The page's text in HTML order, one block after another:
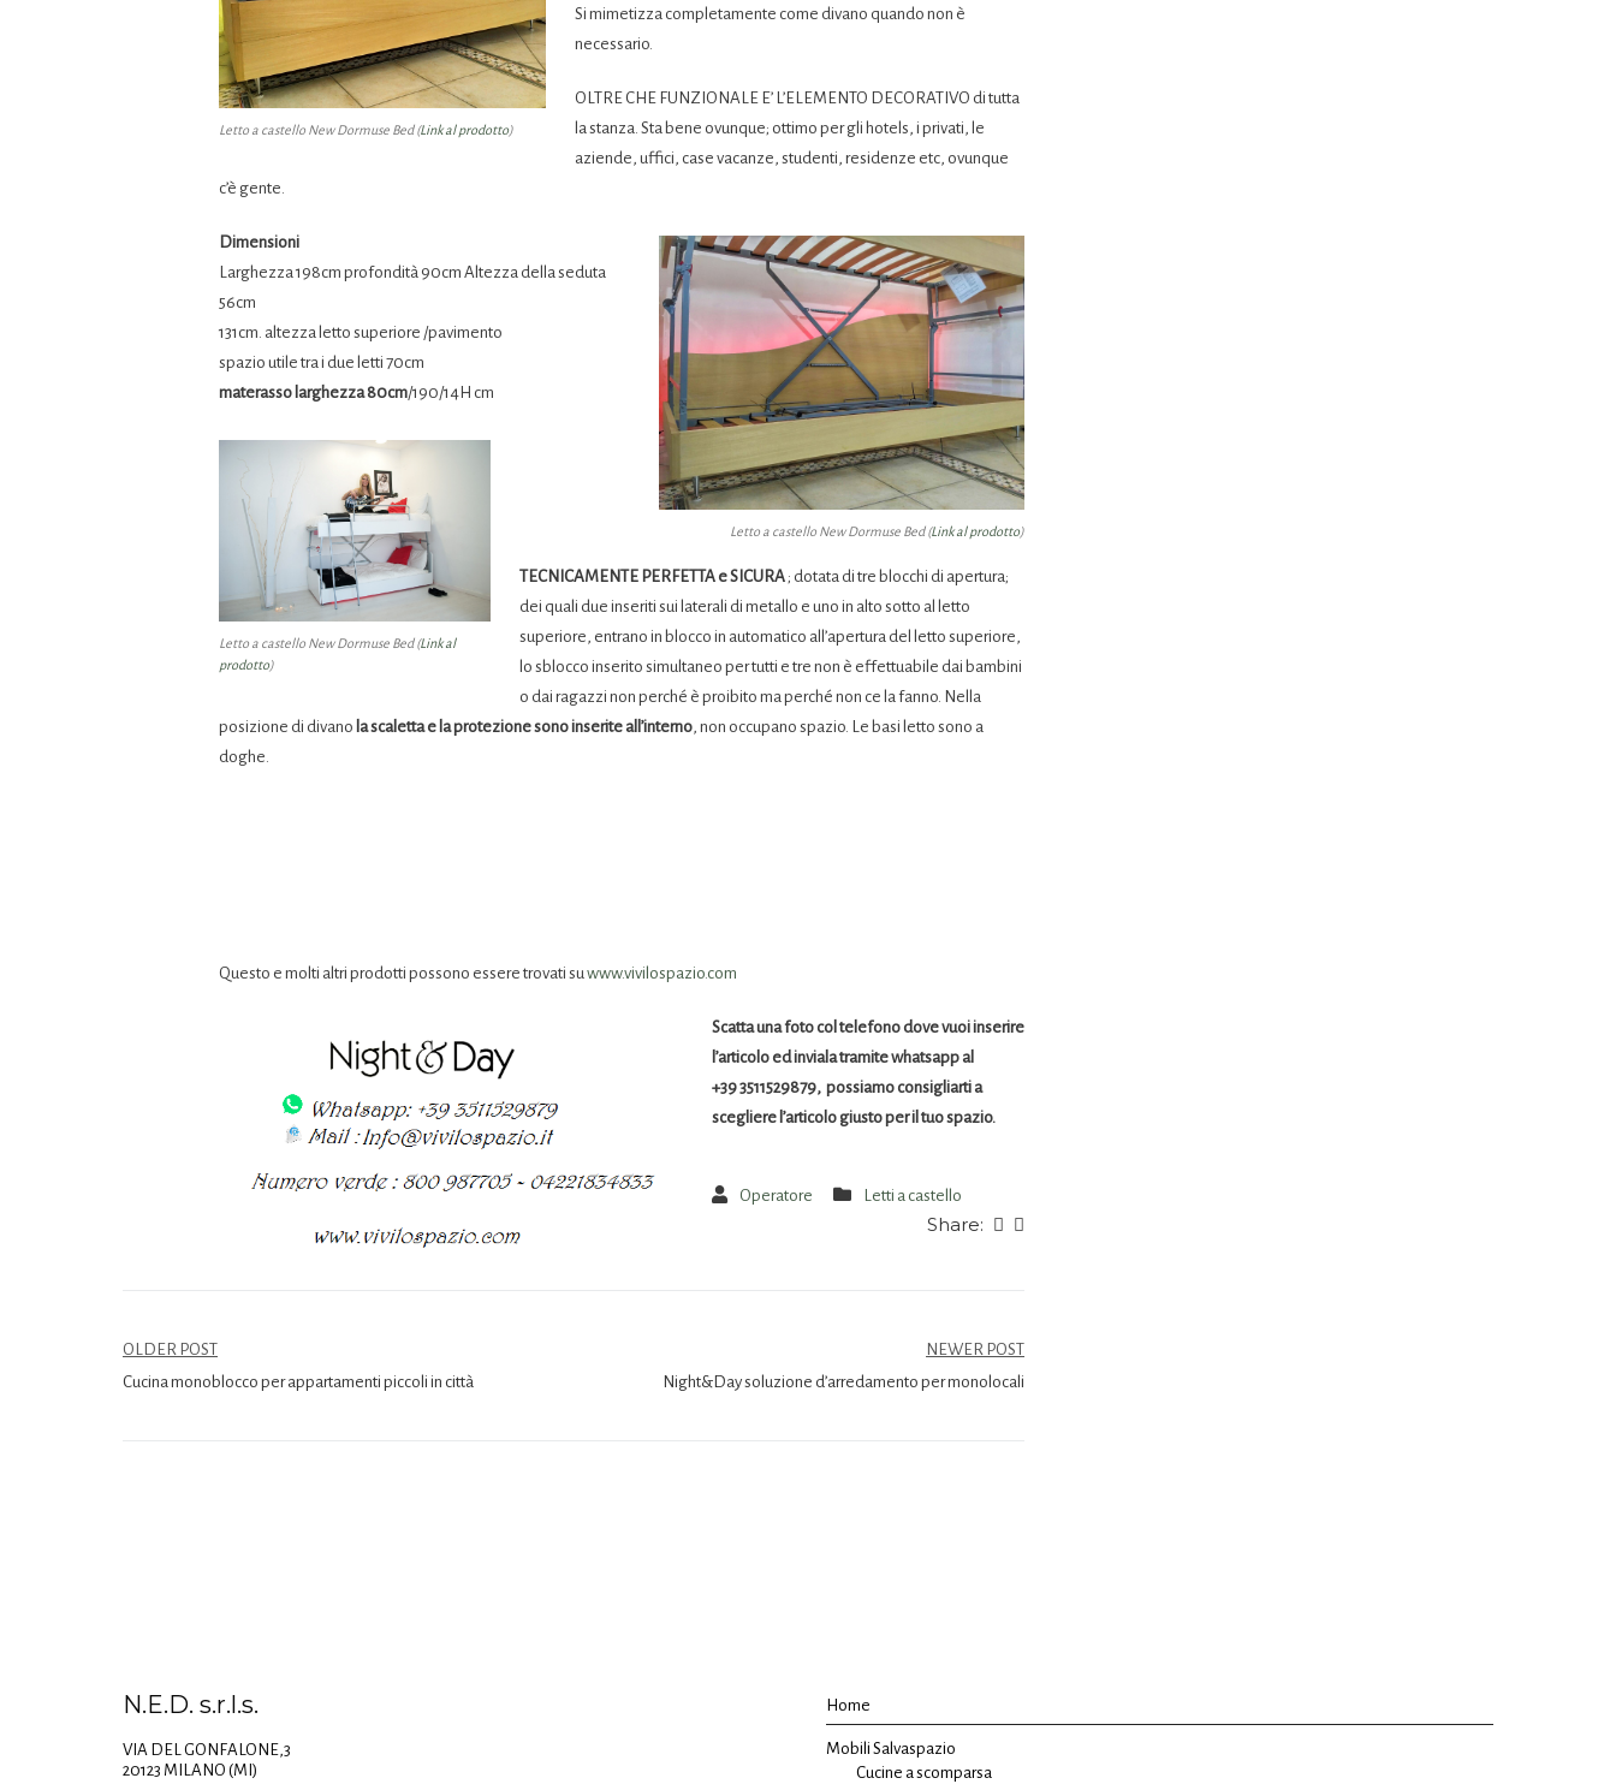
Letto a castello New Dormuse Bed (Link al prodotto)
Si mimetizza completamente come divano quando non è
necessario.
OLTRE CHE FUNZIONALE E’ L’ELEMENTO DECORATIVO di tutta
la stanza. Sta bene ovunque; ottimo per gli hotels, i privati, le
aziende, uffici, case vacanze, studenti, residenze etc, ovunque
c’è gente.
Letto a castello New Dormuse Bed (Link al prodotto)
Dimensioni
Larghezza 198cm profondità 90cm Altezza della seduta
56cm
131cm. altezza letto superiore /pavimento
spazio utile tra i due letti 70cm
materasso larghezza 80cm/190/14H cm
Letto a castello New Dormuse Bed (Link al
prodotto)
TECNICAMENTE PERFETTA e SICURA; dotata di tre blocchi di apertura;
dei quali due inseriti sui laterali di metallo e uno in alto sotto al letto
superiore, entrano in blocco in automatico all’apertura del letto superiore,
lo sblocco inserito simultaneo per tutti e tre non è effettuabile dai bambini
o dai ragazzi non perché è proibito ma perché non ce la fanno. Nella
posizione di divano la scaletta e la protezione sono inserite all’interno, non occupano spazio. Le basi letto sono a
doghe.
Questo e molti altri prodotti possono essere trovati suwww.vivilospazio.com
Scatta una foto col telefono dove vuoi inserire
l’articolo ed inviala tramite whatsapp al
+39 3511529879, possiamo consigliarti a
scegliere l’articolo giusto per il tuo spazio.
Operatore Letti a castello
Share:
OLDER POST
Cucina monoblocco per appartamenti piccoli in città
NEWER POST
Night&Day soluzione d’arredamento per monolocali
N.E.D. s.r.l.s.
VIA DEL GONFALONE,3
20123 MILANO (MI)
Home
Mobili Salvaspazio
Cucine a scomparsa